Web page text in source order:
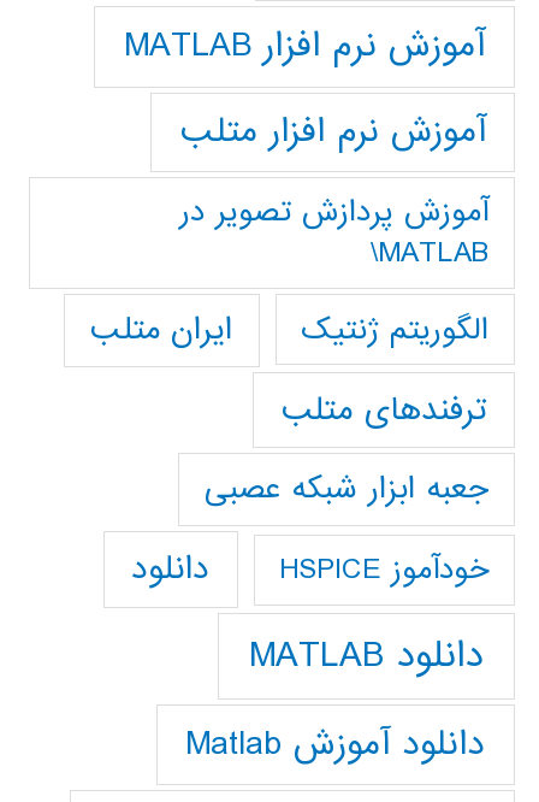
آموزش نرم افزار MATLAB
آموزش نرم افزار متلب
آموزش پردازش تصوير در
MATLAB\
الگوریتم ژنتیک
ایران متلب
ترفندهای متلب
جعبه ابزار شبکه عصبی
خودآموز HSPICE دانلود
دانلود MATLAB
دانلود آموزش Matlab